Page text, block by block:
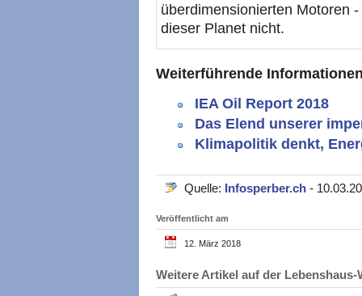
überdimensionierten Motoren
dieser Planet nicht.
Weiterführende
IEA Oil Report 2018
Das Elend unserer
Klimapolitik denkt,
Quelle: Infosperber.ch -
Veröffentlicht am
12. März 2018
Weitere Artikel auf der